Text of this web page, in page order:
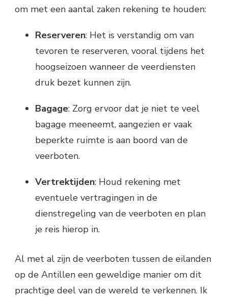
om met een aantal zaken rekening te houden:
Reserveren: Het is verstandig om van
tevoren te reserveren, vooral tijdens het
hoogseizoen wanneer de veerdiensten
druk bezet kunnen zijn.
Bagage: Zorg ervoor dat je niet te veel
bagage meeneemt, aangezien er vaak
beperkte ruimte is aan boord van de
veerboten.
Vertrektijden: Houd rekening met
eventuele vertragingen in de
dienstregeling van de veerboten en plan
je reis hierop in.
Al met al zijn de veerboten tussen de eilanden
op de Antillen een geweldige manier om dit
prachtige deel van de wereld te verkennen. Ik